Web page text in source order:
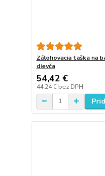
Zálohovacia taška na
dievča
54,42 €
44,24 € bez DPH